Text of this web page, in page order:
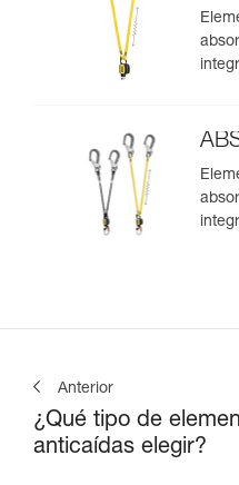
Anterior
¿Qué tipo de
anticaídas elegir?